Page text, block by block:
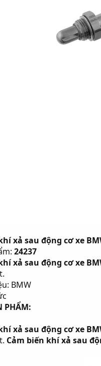
xả sau động cơ xe
24237
xả sau động cơ xe
BMW
PHẨM:
xả sau động cơ xe
Cảm biến khí xả sau